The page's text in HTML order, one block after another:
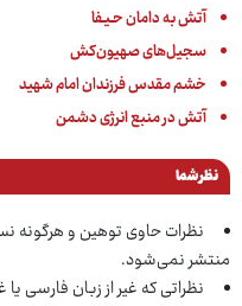
آتش به دامان حـیـفا
سجیل‌های صهیون‌کش
خشم مقدس فرزندان امام شهید
آتش در منبع انرژی دشمن
نظر شما
نظرات حاوی توهین و هرگونه
منتشر نمی‌شود.
نظراتی که غیر از زبان فارسی